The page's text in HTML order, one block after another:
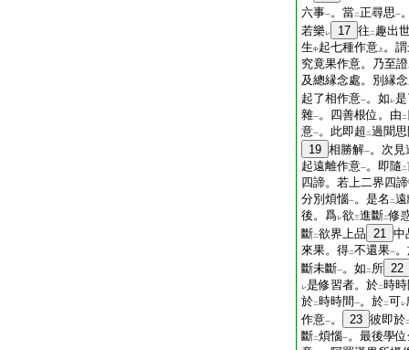
六事一。當二正尋思一
若樂レ 17 往 二 趣出
生中起七種作意 上 。
究竟果作意。乃至證
及總縁念處。別縁
起了相作意一。如 レ
雜一。四善根位。由 二
意一。此即超 二過聞
19 相勝解一。次見
起遠離作意一。即隨 二
四諦。若上二界四
分別煩惱一。是名 二
後。爲レ欲三進斷二修
斷二欲界上品 21 中
來果。得二不還果一
斷未斷一。如 二 所 22
レ是修習者。於二時
於二時時間 一。於二可レ
作意一。 23 彼即於
斷二煩惱一。最後學